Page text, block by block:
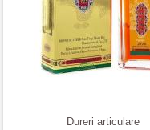
Dureri articulare